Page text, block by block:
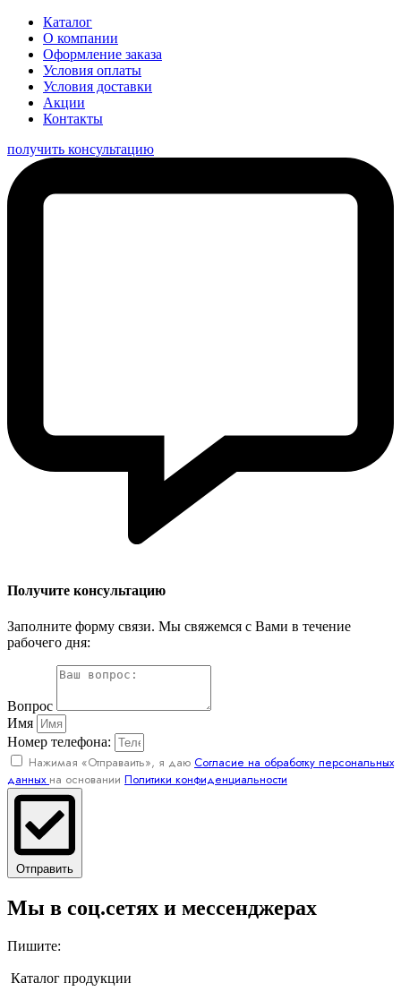
Каталог
О компании
Оформление заказа
Условия оплаты
Условия доставки
Акции
Контакты
получить консультацию
Получите консультацию
Заполните форму связи. Мы свяжемся с Вами в течение
рабочего дня:
Вопрос
Имя
Номер телефона:
Нажимая «Отправаить», я даю Согласие на обработку персональных
данных на основании Политики конфиденциальности
Отправить
Мы в соц.сетях и мессенджерах
Пишите:
Каталог продукции